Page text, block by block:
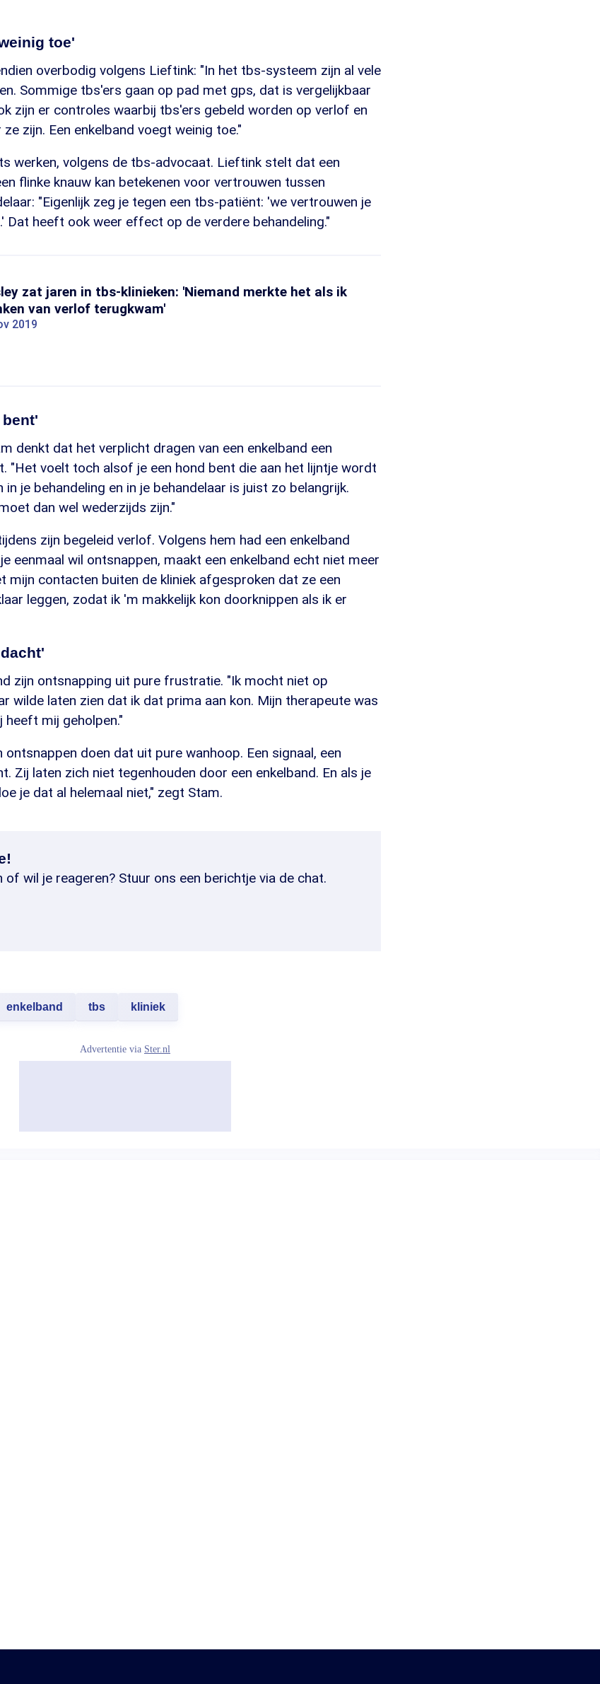
toe'
overbodig volgens Lieftink: "In het tbs-systeem zijn al vele
Sommige tbs'ers gaan op pad met gps, dat is vergelijkbaar
zijn er controles waarbij tbs'ers gebeld worden op verlof en
zijn. Een enkelband voegt weinig toe."
werken, volgens de tbs-advocaat. Lieftink stelt dat een
flinke knauw kan betekenen voor vertrouwen tussen
"Eigenlijk zeg je tegen een tbs-patiënt: 'we vertrouwen je
Dat heeft ook weer effect op de verdere behandeling."
zat jaren in tbs-klinieken: 'Niemand merkte het als ik
van verlof terugkwam'
2019
denkt dat het verplicht dragen van een enkelband een
"Het voelt toch alsof je een hond bent die aan het lijntje wordt
in je behandeling en in je behandelaar is juist zo belangrijk.
dan wel wederzijds zijn."
zijn begeleid verlof. Volgens hem had een enkelband
eenmaal wil ontsnappen, maakt een enkelband echt niet meer
mijn contacten buiten de kliniek afgesproken dat ze een
leggen, zodat ik 'm makkelijk kon doorknippen als ik er
zijn ontsnapping uit pure frustratie. "Ik mocht niet op
wilde laten zien dat ik dat prima aan kon. Mijn therapeute was
heeft mij geholpen."
ontsnappen doen dat uit pure wanhoop. Een signaal, een
Zij laten zich niet tegenhouden door een enkelband. En als je
je dat al helemaal niet," zegt Stam.
of wil je reageren? Stuur ons een berichtje via de chat.
enkelband tbs kliniek
Advertentie via Ster.nl